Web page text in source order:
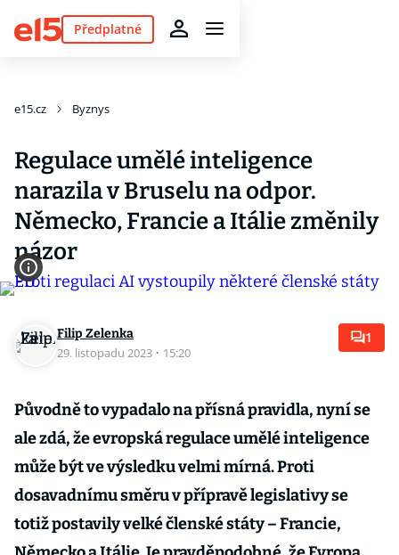
Předplatné
e15.cz Byznys
Regulace umělé inteligence
narazila v Bruselu na odpor.
Německo, Francie a Itálie změnily
názor
Filip Zelenka
29. listopadu 2023 · 15:20
1
Původně to vypadalo na přísná pravidla, nyní se
ale zdá, že evropská regulace umělé inteligence
může být ve výsledku velmi mírná. Proti
dosavadnímu směru v přípravě legislativy se
totiž postavily velké členské státy – Francie,